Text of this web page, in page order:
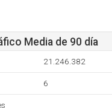
Media de 90 día
21.246.382
6